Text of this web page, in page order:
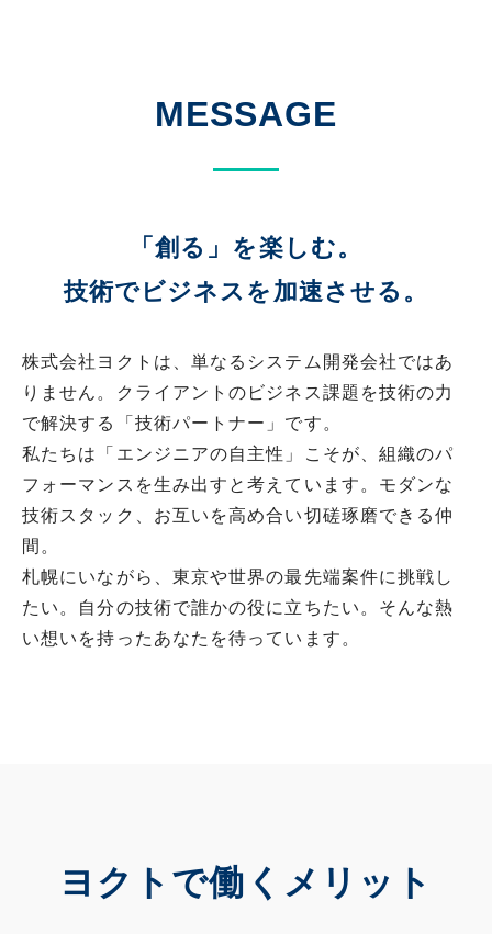
MESSAGE
「創る」を楽しむ。
技術でビジネスを加速させる。
株式会社ヨクトは、単なるシステム開発会社ではあ
りません。クライアントのビジネス課題を技術の力
で解決する「技術パートナー」です。
私たちは「エンジニアの自主性」こそが、組織のパ
フォーマンスを生み出すと考えています。モダンな
技術スタック、お互いを高め合い切磋琢磨できる仲
間。
札幌にいながら、東京や世界の最先端案件に挑戦し
たい。自分の技術で誰かの役に立ちたい。そんな熱
い想いを持ったあなたを待っています。
ヨクトで働くメリット